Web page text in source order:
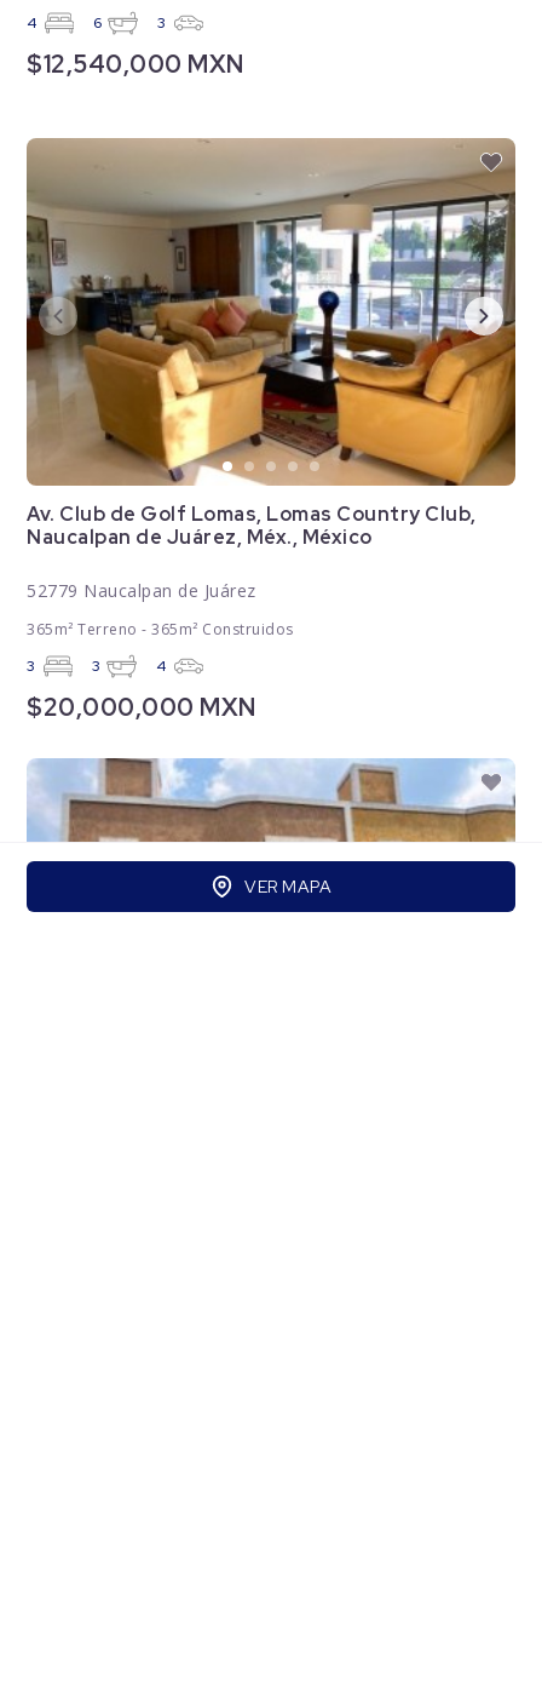
4 6 3
$12,540,000 MXN
Av. Club de Golf Lomas, Lomas Country Club,
Naucalpan de Juárez, Méx., México
52779 Naucalpan de Juárez
365m² Terreno - 365m² Construidos
3 3 4
$20,000,000 MXN
VER MAPA